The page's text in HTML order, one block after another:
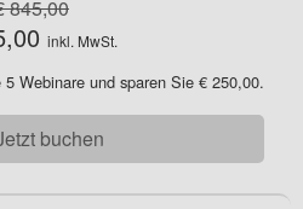
845,00
inkl. MwSt.
Webinare und sparen Sie € 250,00.
buchen